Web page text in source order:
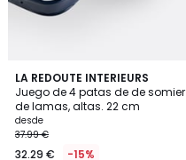
LA REDOUTE INTERIEURS
Juego de 4 patas de de somier
de lamas, altas. 22 cm
desde
37.99 €
32.29 € -15%
4,4
/ 5
2
Colores